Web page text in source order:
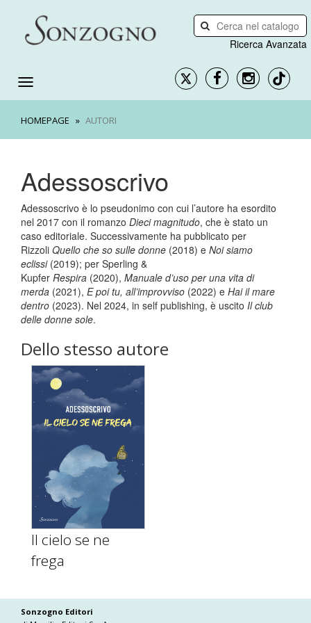
Ricerca Avanzata
HOMEPAGE AUTORI
Adessoscrivo
Adessoscrivo è lo pseudonimo con cui l’autore ha esordito
nel 2017 con il romanzo Dieci magnitudo, che è stato un
caso editoriale. Successivamente ha pubblicato per
Rizzoli Quello che so sulle donne (2018) e Noi siamo
eclissi(2019); per Sperling &
Kupfer Respira (2020), Manuale d’uso per una vita di
merda (2021), E poi tu, all’improvviso (2022) e Hai il mare
dentro (2023). Nel 2024, in self publishing, è uscito Il club
delle donne sole.
Dello stesso autore
Il cielo se ne
frega
Sonzogno Editori